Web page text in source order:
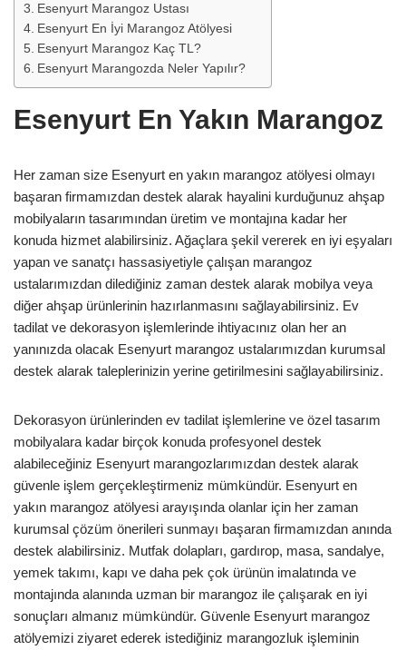
Esenyurt Marangoz Ustası
Esenyurt En İyi Marangoz Atölyesi
Esenyurt Marangoz Kaç TL?
Esenyurt Marangozda Neler Yapılır?
Esenyurt En Yakın Marangoz
Her zaman size Esenyurt en yakın marangoz atölyesi olmayı
başaran firmamızdan destek alarak hayalini kurduğunuz ahşap
mobilyaların tasarımından üretim ve montajına kadar her
konuda hizmet alabilirsiniz. Ağaçlara şekil vererek en iyi eşyaları
yapan ve sanatçı hassasiyetiyle çalışan marangoz
ustalarımızdan dilediğiniz zaman destek alarak mobilya veya
diğer ahşap ürünlerinin hazırlanmasını sağlayabilirsiniz. Ev
tadilat ve dekorasyon işlemlerinde ihtiyacınız olan her an
yanınızda olacak Esenyurt marangoz ustalarımızdan kurumsal
destek alarak taleplerinizin yerine getirilmesini sağlayabilirsiniz.
Dekorasyon ürünlerinden ev tadilat işlemlerine ve özel tasarım
mobilyalara kadar birçok konuda profesyonel destek
alabileceğiniz Esenyurt marangozlarımızdan destek alarak
güvenle işlem gerçekleştirmeniz mümkündür. Esenyurt en
yakın marangoz atölyesi arayışında olanlar için her zaman
kurumsal çözüm önerileri sunmayı başaran firmamızdan anında
destek alabilirsiniz. Mutfak dolapları, gardırop, masa, sandalye,
yemek takımı, kapı ve daha pek çok ürünün imalatında ve
montajında alanında uzman bir marangoz ile çalışarak en iyi
sonuçları almanız mümkündür. Güvenle Esenyurt marangoz
atölyemizi ziyaret ederek istediğiniz marangozluk işleminin